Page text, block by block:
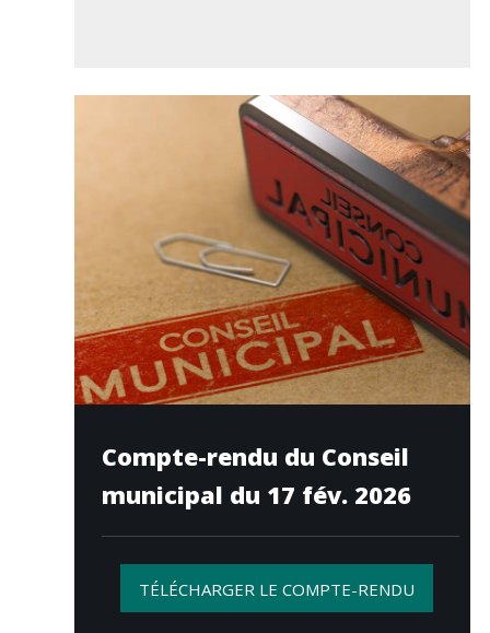
Compte-rendu du Conseil
municipal du 17 fév. 2026
TÉLÉCHARGER LE COMPTE-RENDU